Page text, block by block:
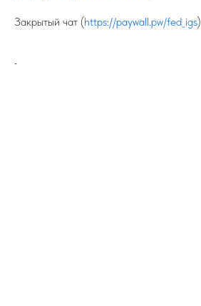
Закрытый чат (https://paywall.pw/fed_igs)
-